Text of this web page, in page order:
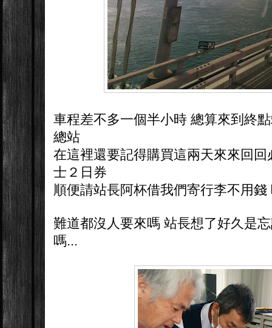
車程差不多一個半小時 總算來到終
總站
在這裡還要記得購買這兩天來來回
士２日券
順便請站長阿杯借我們寄行李不用錢
難道都沒人要來嗎 站長想了好久是
嗎...